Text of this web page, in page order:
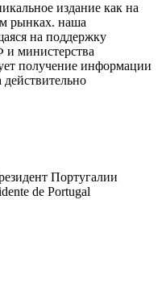
издание как на
рынках. наша
на поддержку
и министерства
получение информации
Португалии
de Portugal